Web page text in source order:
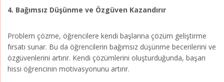
4. Bağımsız Düşünme ve Özgüven Kazandırır
Problem çözme, öğrencilere kendi başlarına çözüm geliştirme
fırsatı sunar. Bu da öğrencilerin bağımsız düşünme becerilerini ve
özgüvenlerini artırır. Kendi çözümlerini oluşturduğunda, başarı
hissi öğrencinin motivasyonunu artırır.